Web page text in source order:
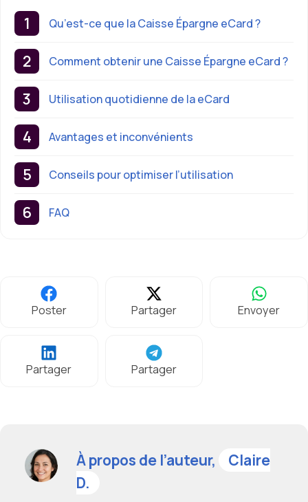
Qu’est-ce que la Caisse Épargne eCard ?
Comment obtenir une Caisse Épargne eCard ?
Utilisation quotidienne de la eCard
Avantages et inconvénients
Conseils pour optimiser l’utilisation
FAQ
Poster Partager Envoyer
Partager Partager
À propos de l’auteur,
Claire
D.